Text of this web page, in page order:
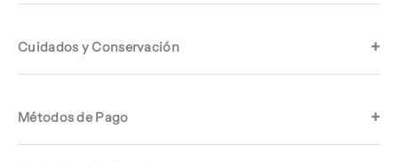
Cuidados y Conservación
Métodos de Pago